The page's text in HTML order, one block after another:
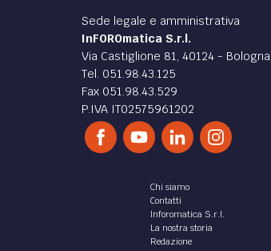
Sede legale e amministrativa
InFOROmatica S.r.l.
Via Castiglione 81, 40124 - Bologna
Tel. 051.98.43.125
Fax 051.98.43.529
P.IVA IT02575961202
Chi siamo
Contatti
Inforomatica S.r.l.
La nostra storia
Redazione